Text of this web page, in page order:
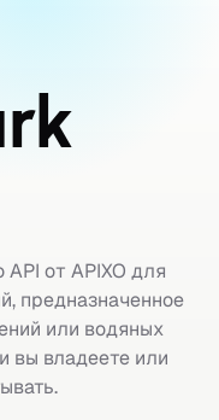
от APIXO для
предназначенное
или водяных
вы владеете или